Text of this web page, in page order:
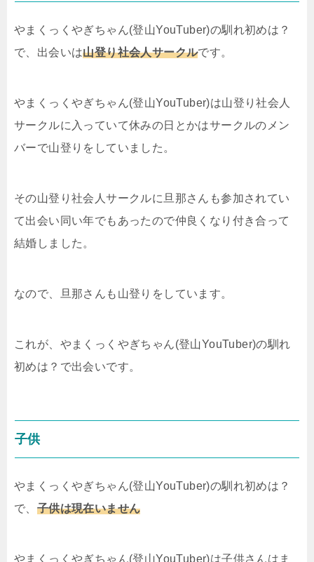
やまくっくやぎちゃん(登山YouTuber)の馴れ初めは？
で、出会いは山登り社会人サークルです。
やまくっくやぎちゃん(登山YouTuber)は山登り社会人
サークルに入っていて休みの日とかはサークルのメン
バーで山登りをしていました。
その山登り社会人サークルに旦那さんも参加されてい
て出会い同い年でもあったので仲良くなり付き合って
結婚しました。
なので、旦那さんも山登りをしています。
これが、やまくっくやぎちゃん(登山YouTuber)の馴れ
初めは？で出会いです。
子供
やまくっくやぎちゃん(登山YouTuber)の馴れ初めは？
で、 子供は現在いません
やまくっくやぎちゃん(登山YouTuber)は子供さんはま